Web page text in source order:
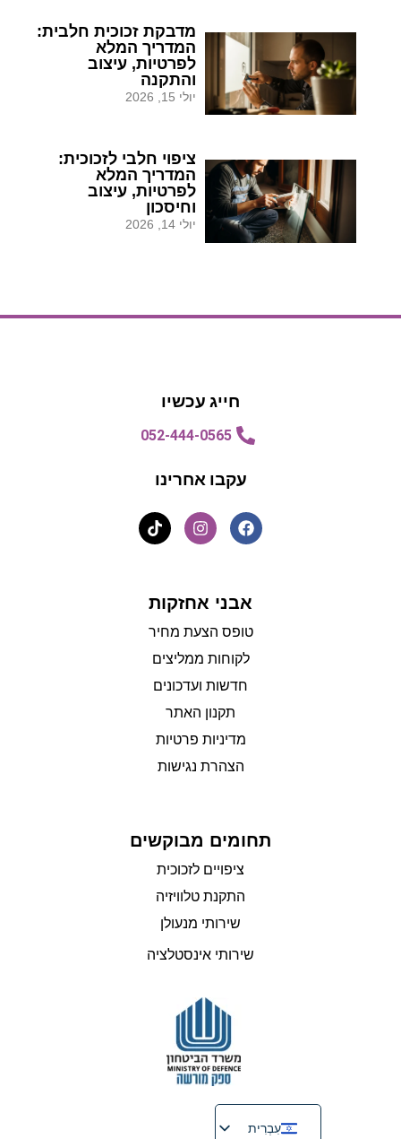
מדבקת זכוכית חלבית:
המדריך המלא
לפרטיות, עיצוב
והתקנה
יולי 15, 2026
ציפוי חלבי לזכוכית:
המדריך המלא
לפרטיות, עיצוב
וחיסכון
יולי 14, 2026
חייג עכשיו
052-444-0565
עקבו אחרינו
אבני אחזקות
טופס הצעת מחיר
לקוחות ממליצים
חדשות ועדכונים
תקנון האתר
מדיניות פרטיות
הצהרת נגישות
תחומים מבוקשים
ציפויים לזכוכית
התקנת טלוויזיה
שירותי מנעולן
שירותי אינסטלציה
עִבְרִית